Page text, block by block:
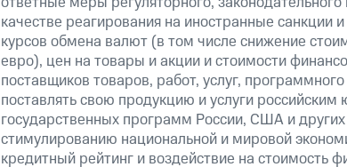
качестве реагирования на иностранные санкции
курсов обмена валют (в том числе снижение
евро), цен на товары и акции и стоимости
поставщиков товаров, работ, услуг,
поставлять свою продукцию и услуги
государственных программ России, США и
стимулированию национальной и мировой
кредитный рейтинг и воздействие на стоимость